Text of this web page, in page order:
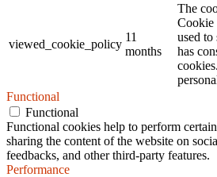
viewed_cookie_policy
11
months
The
Cookie
used to
has
Functional
Functional
Functional cookies help to perform
sharing the content of the website on
feedbacks, and other third-party features.
Performance